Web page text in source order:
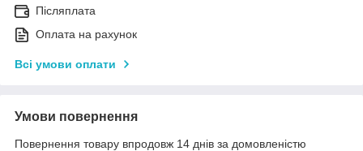
Післяплата
Оплата на рахунок
Всі умови оплати
Умови повернення
Повернення товару впродовж 14 днів за домовленістю